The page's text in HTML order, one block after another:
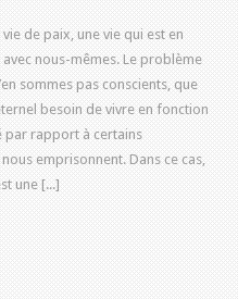
de paix, une vie qui est en
nous-mêmes. Le problème
sommes pas conscients, que
besoin de vivre en fonction
par rapport à certains
emprisonnent. Dans ce cas,
une [...]